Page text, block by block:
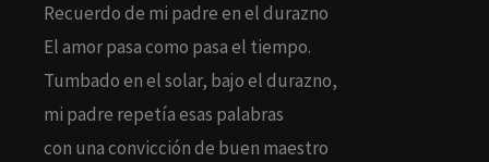
Recuerdo de mi padre en el durazno
El amor pasa como pasa el tiempo.
Tumbado en el solar, bajo el durazno,
mi padre repetía esas palabras
con una convicción de buen maestro